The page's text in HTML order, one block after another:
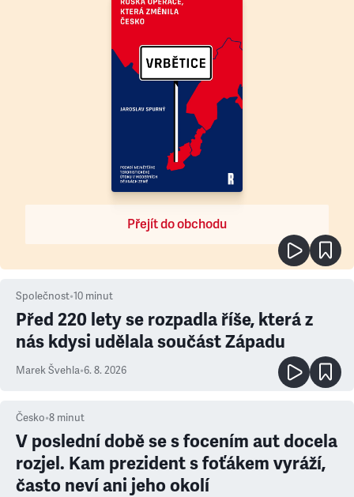
Přejít do obchodu
Společnost•10 minut
Před 220 lety se rozpadla říše, která z
nás kdysi udělala součást Západu
Marek Švehla•6. 8. 2026
Česko•8 minut
V poslední době se s focením aut docela
rozjel. Kam prezident s foťákem vyráží,
často neví ani jeho okolí